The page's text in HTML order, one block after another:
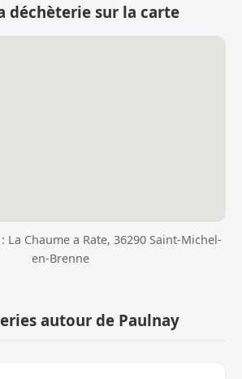
sur la carte
La Chaume a Rate, 36290 Saint-Michel-
en-Brenne
autour de Paulnay